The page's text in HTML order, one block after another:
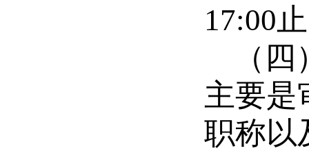
17:00
（
主要是
职称以